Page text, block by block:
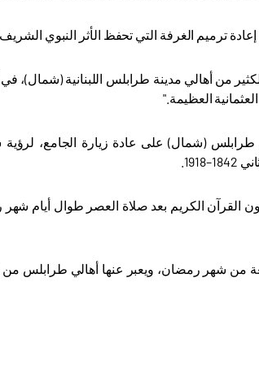
ترميم الغرفة التي تحفظ الأثر النبوي
من أهالي مدينة طرابلس اللبنانية
العظيمة ".
(شمال) على عادة زيارة الجامع،
–
1918.
القرآن الكريم بعد صلاة العصر طوال أيام
من شهر رمضان، ويعبر عنها أهالي طرابلس من